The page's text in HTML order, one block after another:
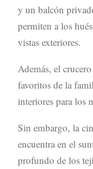
y un balcón
permiten a los
vistas exteriores.
Además, el
favoritos de la
interiores para los
Sin embargo, la
encuentra en el
profundo de los